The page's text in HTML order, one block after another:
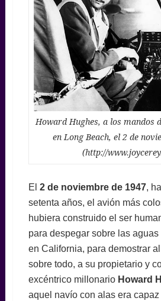
Howard Hughes, a los mandos
en Long Beach, el 2 de
(http://
El 2 de noviembre de 1947,
setenta años, el avión más
hubiera construido el ser
para despegar sobre las aguas
en California, para demostrar
sobre todo, a su propietario y
excéntrico millonario Howard
aquel navío con alas era capaz